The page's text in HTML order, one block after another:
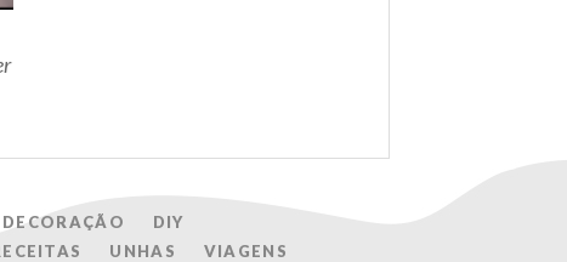
DECORAÇÃO
DIY
UNHAS
VIAGENS